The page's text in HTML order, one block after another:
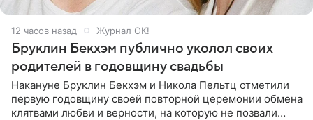
12 часов назад Журнал OK!
Бруклин Бекхэм публично уколол своих
родителей в годовщину свадьбы
Накануне Бруклин Бекхэм и Никола Пельтц отметили
первую годовщину своей повторной церемонии обмена
клятвами любви и верности, на которую не позвали